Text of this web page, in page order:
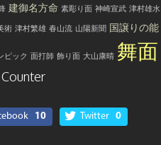
建御名方命 素彫り面 神崎宣武 津村雄水
術 津村繁雄 春山流 山陽新聞 国譲りの能
ピック 面打師 飾り面 大山康晴 舞面
10 Twitter 0